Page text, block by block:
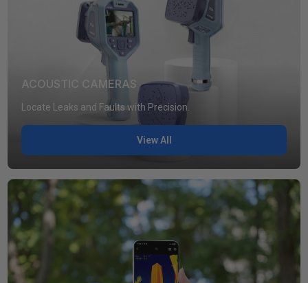
ACOUSTIC CAMERAS
Locate Leaks and Faults with Precision.
View All